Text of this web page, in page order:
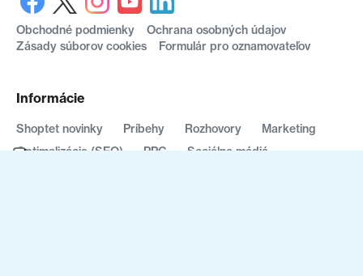
Informácie
Shoptet novinky Príbehy Rozhovory
Marketing
Optimalizácia (SEO)
PPC
Sociálne médiá
Obchodné podmienky
Ochrana osobných údajov
Zásady súborov cookies
Formulár pro oznamovateľov